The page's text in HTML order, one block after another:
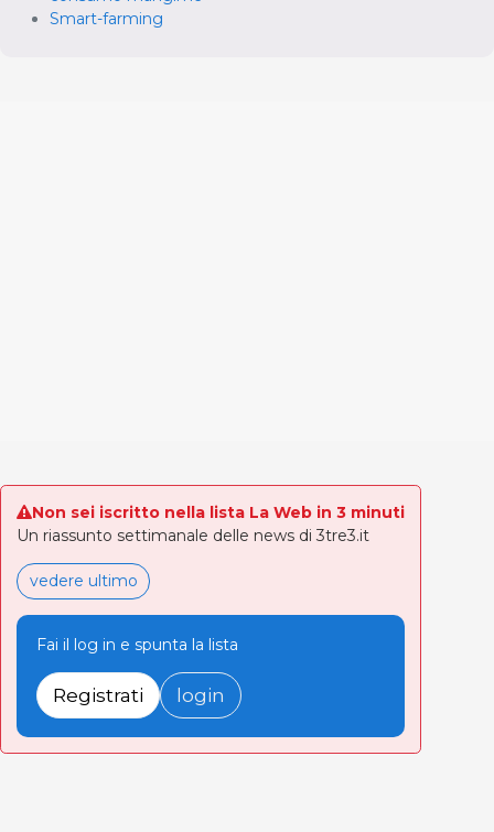
Smart-farming
Non sei iscritto nella lista La Web in 3 minuti
Un riassunto settimanale delle news di 3tre3.it
vedere ultimo
Fai il log in e spunta la lista
Registrati login